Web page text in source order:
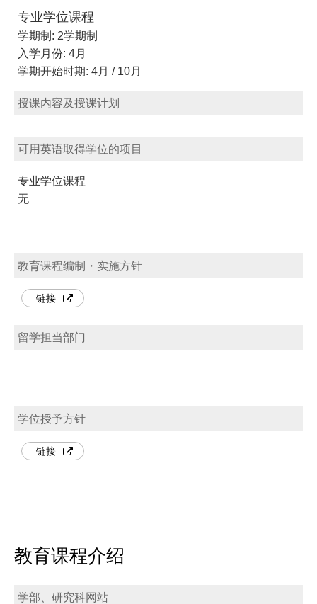
专业学位课程
学期制: 2学期制
入学月份: 4月
学期开始时期: 4月 / 10月
授课内容及授课计划
可用英语取得学位的项目
专业学位课程
无
教育课程编制・实施方针
链接
留学担当部门
学位授予方针
链接
教育课程介绍
学部、研究科网站